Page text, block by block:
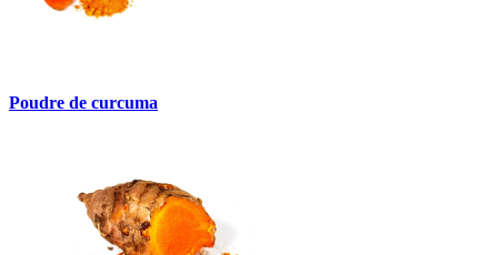
Poudre de curcuma